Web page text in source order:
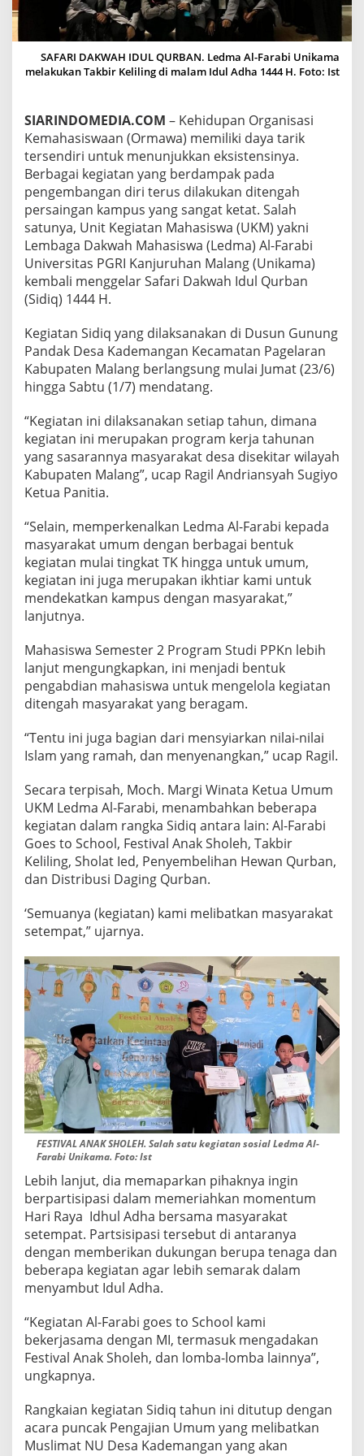
A
A
L
F
A
B
I
U
N
I
K
A
M
A
G
E
L
S
F
A
R
D
K
W
A
D
U
L
Q
U
R
B
1
4
4
4
H
SAFARI DAKWAH IDUL QURBAN. Ledma Al-Farabi Unikama
melakukan Takbir Keliling di malam Idul Adha 1444 H. Foto: Ist
SIARINDOMEDIA.COM – Kehidupan Organisasi
Kemahasiswaan (Ormawa) memiliki daya tarik
tersendiri untuk menunjukkan eksistensinya.
Berbagai kegiatan yang berdampak pada
pengembangan diri terus dilakukan ditengah
persaingan kampus yang sangat ketat. Salah
satunya, Unit Kegiatan Mahasiswa (UKM) yakni
Lembaga Dakwah Mahasiswa (Ledma) Al-Farabi
Universitas PGRI Kanjuruhan Malang (Unikama)
kembali menggelar Safari Dakwah Idul Qurban
(Sidiq) 1444 H.
Kegiatan Sidiq yang dilaksanakan di Dusun Gunung
Pandak Desa Kademangan Kecamatan Pagelaran
Kabupaten Malang berlangsung mulai Jumat (23/6)
hingga Sabtu (1/7) mendatang.
“Kegiatan ini dilaksanakan setiap tahun, dimana
kegiatan ini merupakan program kerja tahunan
yang sasarannya masyarakat desa disekitar wilayah
Kabupaten Malang”, ucap Ragil Andriansyah Sugiyo
Ketua Panitia.
“Selain, memperkenalkan Ledma Al-Farabi kepada
masyarakat umum dengan berbagai bentuk
kegiatan mulai tingkat TK hingga untuk umum,
kegiatan ini juga merupakan ikhtiar kami untuk
mendekatkan kampus dengan masyarakat,”
lanjutnya.
Mahasiswa Semester 2 Program Studi PPKn lebih
lanjut mengungkapkan, ini menjadi bentuk
pengabdian mahasiswa untuk mengelola kegiatan
ditengah masyarakat yang beragam.
“Tentu ini juga bagian dari mensyiarkan nilai-nilai
Islam yang ramah, dan menyenangkan,” ucap Ragil.
Secara terpisah, Moch. Margi Winata Ketua Umum
UKM Ledma Al-Farabi, menambahkan beberapa
kegiatan dalam rangka Sidiq antara lain: Al-Farabi
Goes to School, Festival Anak Sholeh, Takbir
Keliling, Sholat Ied, Penyembelihan Hewan Qurban,
dan Distribusi Daging Qurban.
‘Semuanya (kegiatan) kami melibatkan masyarakat
setempat,” ujarnya.
FESTIVAL ANAK SHOLEH. Salah satu kegiatan sosial Ledma Al-
Farabi Unikama. Foto: Ist
Lebih lanjut, dia memaparkan pihaknya ingin
berpartisipasi dalam memeriahkan momentum
Hari Raya Idhul Adha bersama masyarakat
setempat. Partsisipasi tersebut di antaranya
dengan memberikan dukungan berupa tenaga dan
beberapa kegiatan agar lebih semarak dalam
menyambut Idul Adha.
“Kegiatan Al-Farabi goes to School kami
bekerjasama dengan MI, termasuk mengadakan
Festival Anak Sholeh, dan lomba-lomba lainnya”,
ungkapnya.
Rangkaian kegiatan Sidiq tahun ini ditutup dengan
acara puncak Pengajian Umum yang melibatkan
Muslimat NU Desa Kademangan yang akan